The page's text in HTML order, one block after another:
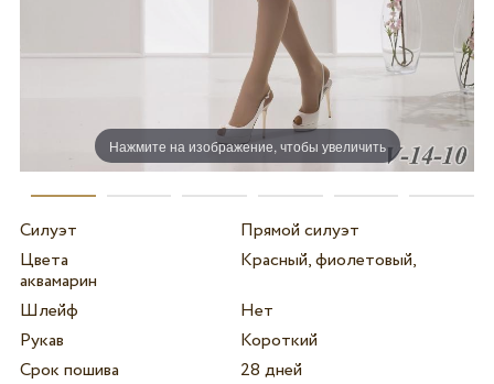
Нажмите на изображение, чтобы увеличить
Силуэт
Прямой силуэт
Цвета
Красный, фиолетовый,
аквамарин
Шлейф
Нет
Рукав
Короткий
Срок пошива
28 дней